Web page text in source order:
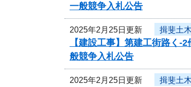
一般競争入札公告
2025年2月25日更新 揖斐土
【建設工事】第建工街路く
般競争入札公告
2025年2月25日更新 揖斐土